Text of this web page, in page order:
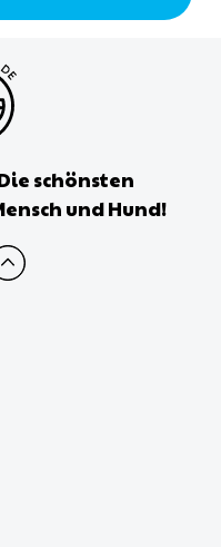
schönsten
und Hund!